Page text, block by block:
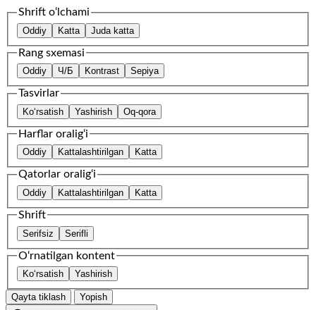
Shrift o‘lchami
Oddiy Katta Juda katta
Rang sxemasi
Oddiy Ч/Б Kontrast Sepiya
Tasvirlar
Ko‘rsatish Yashirish Oq-qora
Harflar oralig‘i
Oddiy Kattalashtirilgan Katta
Qatorlar oralig‘i
Oddiy Kattalashtirilgan Katta
Shrift
Serifsiz Serifli
O‘rnatilgan kontent
Ko‘rsatish Yashirish
Qayta tiklash
Yopish